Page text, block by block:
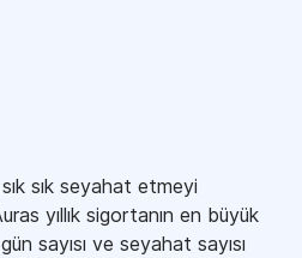
sık seyahat etmeyi
yıllık sigortanın en büyük
sayısı ve seyahat sayısı